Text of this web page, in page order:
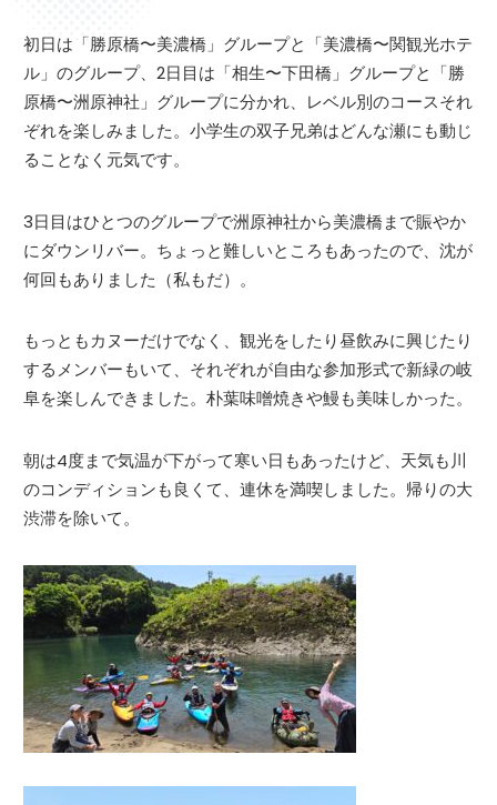
初日は「勝原橋〜美濃橋」グループと「美濃橋〜関観光ホテ
ル」のグループ、2日目は「相生〜下田橋」グループと「勝
原橋〜洲原神社」グループに分かれ、レベル別のコースそれ
ぞれを楽しみました。小学生の双子兄弟はどんな瀬にも動じ
ることなく元気です。
3日目はひとつのグループで洲原神社から美濃橋まで賑やか
にダウンリバー。ちょっと難しいところもあったので、沈が
何回もありました（私もだ）。
もっともカヌーだけでなく、観光をしたり昼飲みに興じたり
するメンバーもいて、それぞれが自由な参加形式で新緑の岐
阜を楽しんできました。朴葉味噌焼きや鰻も美味しかった。
朝は4度まで気温が下がって寒い日もあったけど、天気も川
のコンディションも良くて、連休を満喫しました。帰りの大
渋滞を除いて。